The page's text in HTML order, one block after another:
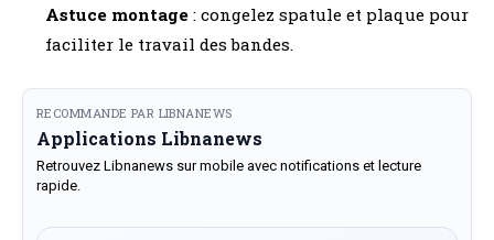
Astuce montage : congelez spatule et plaque pour
faciliter le travail des bandes.
RECOMMANDE PAR LIBNANEWS
Applications Libnanews
Retrouvez Libnanews sur mobile avec notifications et lecture
rapide.